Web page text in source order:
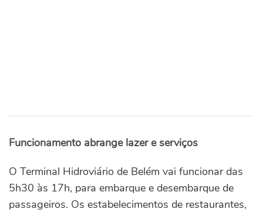
Funcionamento abrange lazer e serviços
O Terminal Hidroviário de Belém vai funcionar das
5h30 às 17h, para embarque e desembarque de
passageiros. Os estabelecimentos de restaurantes,